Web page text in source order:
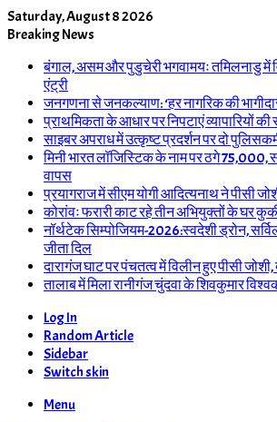
Saturday, August 8 2026
Breaking News
बंगाल, असम और पुडुचेरी भगवामयः तमिलनाडु में
एंट्री
जनगणना से जनकल्याण: ‘हर नागरिक की
प्राथमिकता के आधार पर निपटाएं व्यापारियों की
साइबर अपराध में उत्कृष्ट प्रदर्शन पर दो
मिनी भारत लॉजिस्टिक के नाम पर ठगे 75,000,
वापस
प्रयागराज में सीएम योगी आदित्यनाथ ने पीसी
कोरांवः फरारी काट रहे तीन अभियुक्तों के घर
नॉर्थटेक सिम्पोजियम-2026:स्वदेशी ड्रोन,
जीता दिल
दारागंज घाट पर पंचतत्व में विलीन हुए पीसी जोशी,
तालाब में मिला रानीगंज चुंदवा के शिवकुमार
Log In
Random Article
Sidebar
Switch skin
Menu